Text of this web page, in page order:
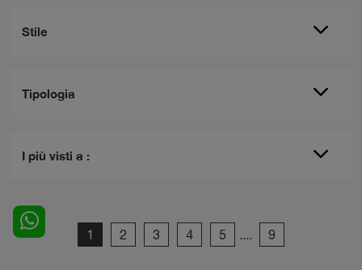
Stile
Tipologia
I più visti a :
1 2 3 4 5 .... 9